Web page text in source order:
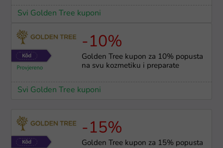
Svi Golden Tree kuponi
-10%
Golden Tree kupon za 10% popusta
na svu kozmetiku i preparate
Svi Golden Tree kuponi
-15%
Golden Tree kupon za 15% popusta